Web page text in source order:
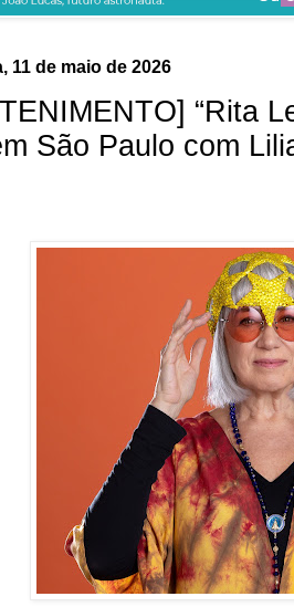
11 de maio de 2026
“Rita
São Paulo com